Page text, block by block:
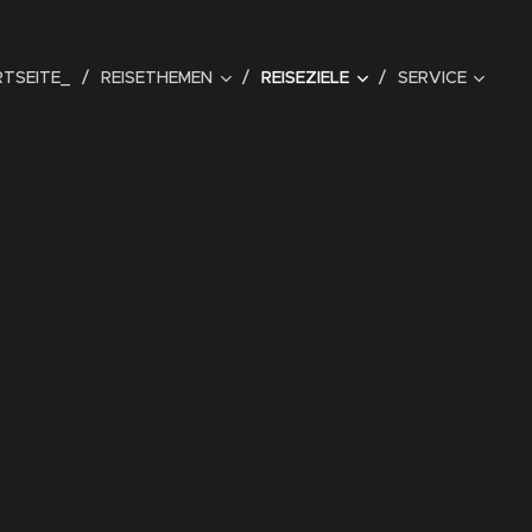
REISETHEMEN REISEZIELE SERVICE